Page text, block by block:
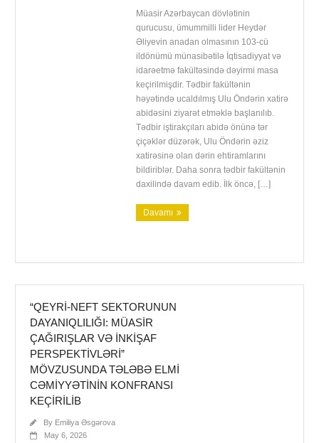
Müasir Azərbaycan dövlətinin
qurucusu, ümummilli lider Heydər
Əliyevin anadan olmasının 103-cü
ildönümü münasibətilə İqtisadiyyat və
idarəetmə fakültəsində dəyirmi masa
keçirilmişdir. Tədbir fakültənin
həyətində ucaldılmış Ulu Öndərin xatirə
abidəsini ziyarət etməklə başlanılıb.
Tədbir iştirakçıları abidə önünə tər
çiçəklər düzərək, Ulu Öndərin əziz
xatirəsinə olan dərin ehtiramlarını
bildiriblər. Daha sonra tədbir fakültənin
daxilində davam edib. İlk öncə, […]
Davamı
“QEYRI-NEFT SEKTORUNUN
DAYANIQLILIĞI: MÜASIR
ÇAĞIRIŞLAR VƏ INKIŞAF
PERSPEKTIVLƏRI”
MÖVZUSUNDA TƏLƏBƏ ELMI
CƏMIYYƏTININ KONFRANSI
KEÇIRILIB
By Emiliya Əsgərova
May 6, 2026